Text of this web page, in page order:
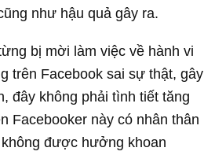
như hậu quả gây ra.
bị mời làm việc về hành vi
trên Facebook sai sự thật, gây
đây không phải tình tiết tăng
Facebooker này có nhân thân
được hưởng khoan